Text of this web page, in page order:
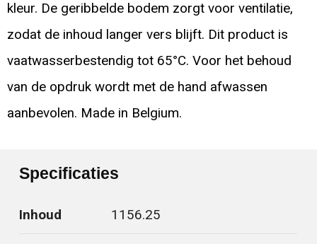
kleur. De geribbelde bodem zorgt voor ventilatie,
zodat de inhoud langer vers blijft. Dit product is
vaatwasserbestendig tot 65°C. Voor het behoud
van de opdruk wordt met de hand afwassen
aanbevolen. Made in Belgium.
Specificaties
Inhoud 1156.25